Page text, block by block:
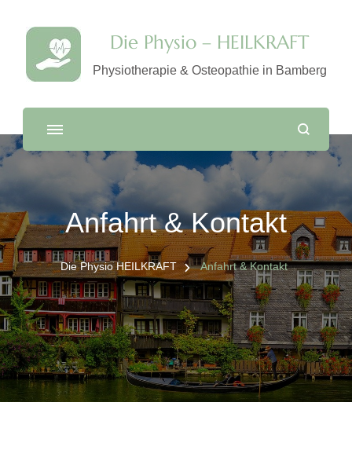
Die Physio – HEILKRAFT
Physiotherapie & Osteopathie in Bamberg
Anfahrt & Kontakt
Die Physio HEILKRAFT Anfahrt & Kontakt